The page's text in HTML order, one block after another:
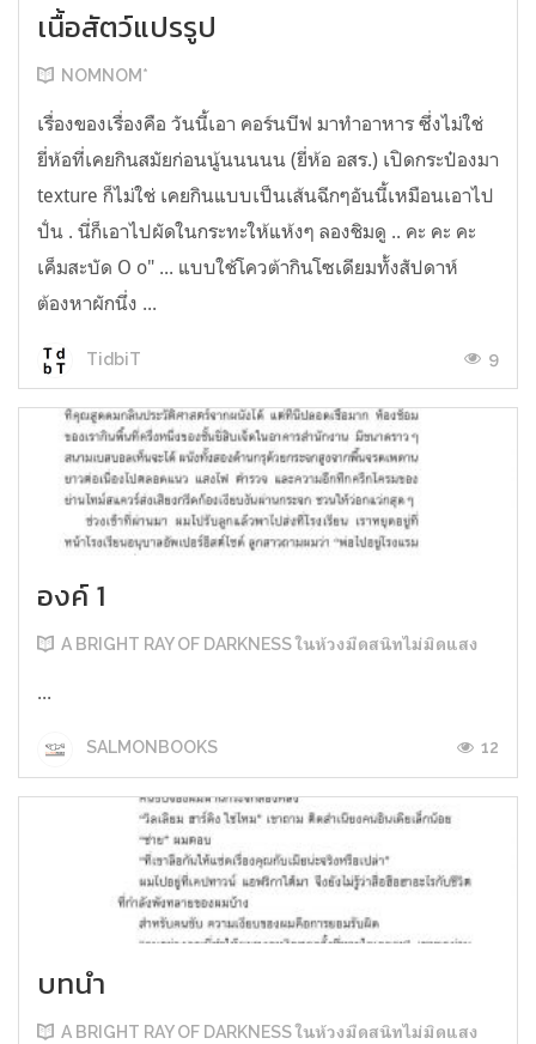
เนื้อสัตว์แปรรูป
NOMNOM*
เรื่องของเรื่องคือ วันนี้เอา คอร์นบีฟ มาทำอาหาร ซึ่งไม่ใช่
ยี่ห้อที่เคยกินสมัยก่อนนู้นนนนน (ยี่ห้อ อสร.) เปิดกระป๋องมา
texture ก็ไม่ใช่ เคยกินแบบเป็นเส้นฉีกๆอันนี้เหมือนเอาไป
ปั่น . นี่ก็เอาไปผัดในกระทะให้แห้งๆ ลองชิมดู .. คะ คะ คะ
เค็มสะบัด O o" ... แบบใช้โควต้ากินโซเดียมทั้งสัปดาห์
ต้องหาผักนึ่ง ...
TidbiT 9
องค์ 1
A BRIGHT RAY OF DARKNESS ในห้วงมืดสนิทไม่มิดแสง
...
SALMONBOOKS 12
บทนำ
A BRIGHT RAY OF DARKNESS ในห้วงมืดสนิทไม่มิดแสง